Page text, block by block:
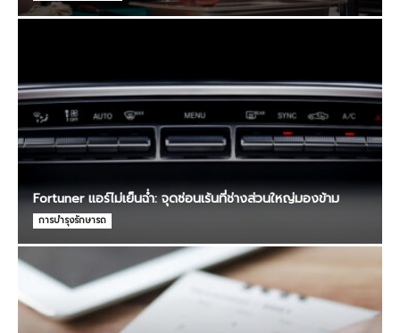
Fortuner แอร์ไม่เย็นฉ่ำ: จุดซ่อนเร้นที่ช่างส่วนใหญ่มองข้าม
การบำรุงรักษารถ